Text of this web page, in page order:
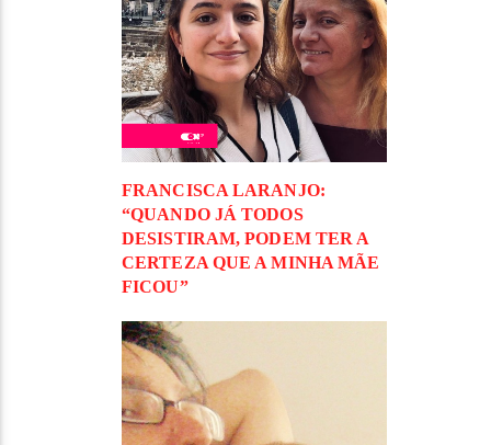
FRANCISCA LARANJO:
“QUANDO JÁ TODOS
DESISTIRAM, PODEM TER A
CERTEZA QUE A MINHA MÃE
FICOU”